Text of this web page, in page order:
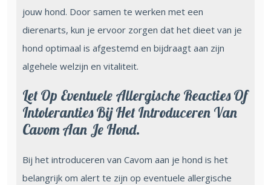
jouw hond. Door samen te werken met een
dierenarts, kun je ervoor zorgen dat het dieet van je
hond optimaal is afgestemd en bijdraagt aan zijn
algehele welzijn en vitaliteit.
Let Op Eventuele Allergische Reacties Of
Intoleranties Bij Het Introduceren Van
Cavom Aan Je Hond.
Bij het introduceren van Cavom aan je hond is het
belangrijk om alert te zijn op eventuele allergische